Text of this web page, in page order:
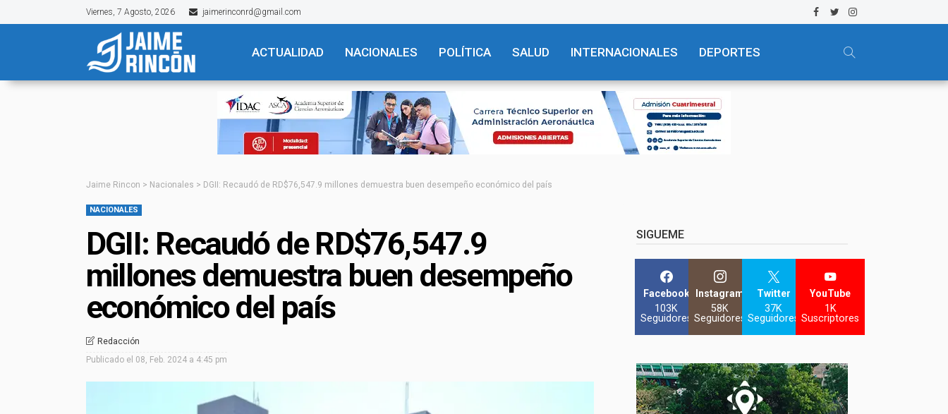
Viernes, 7 Agosto, 2026 jaimerinconrd@gmail.com
ACTUALIDAD NACIONALES POLÍTICA SALUD INTERNACIONALES DEPORTES
Jaime Rincon > Nacionales > DGII: Recaudó de RD$76,547.9 millones demuestra buen desempeño económico del país
NACIONALES
DGII: Recaudó de RD$76,547.9
millones demuestra buen desempeño
económico del país
Redacción
Publicado el 08, Feb. 2024 a 4:45 pm
SIGUEME
Facebook
103K
Seguidores
Instagram
58K
Seguidores
Twitter
37K
Seguidores
YouTube
1K
Suscriptores